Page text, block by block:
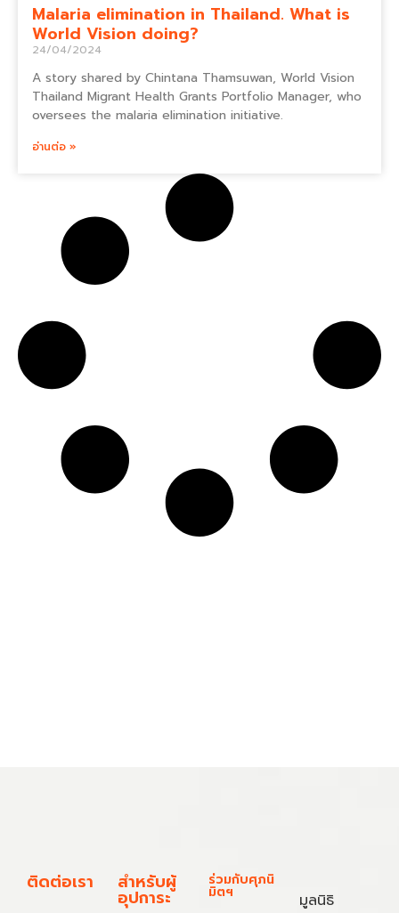
Malaria elimination in Thailand. What is
World Vision doing?
24/04/2024
A story shared by Chintana Thamsuwan, World Vision
Thailand Migrant Health Grants Portfolio Manager, who
oversees the malaria elimination initiative.
อ่านต่อ »
ติดต่อเรา สำหรับผู้
อุปการะ
ร่วมกับศุภนิ
มิตฯ
มูลนิธิ